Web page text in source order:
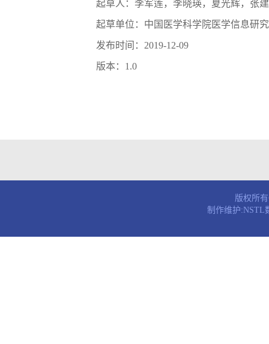
起草人：李军莲，李晓瑛，夏光辉，张
起草单位：中国医学科学院医学信息研
发布时间：2019-12-09
版本：1.0
版权所
制作维护:NSTL